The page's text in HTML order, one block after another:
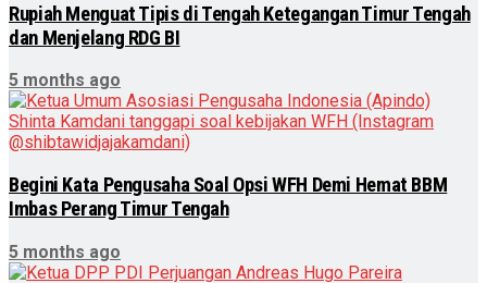
Rupiah Menguat Tipis di Tengah Ketegangan Timur Tengah
dan Menjelang RDG BI
5 months ago
Begini Kata Pengusaha Soal Opsi WFH Demi Hemat BBM
Imbas Perang Timur Tengah
5 months ago